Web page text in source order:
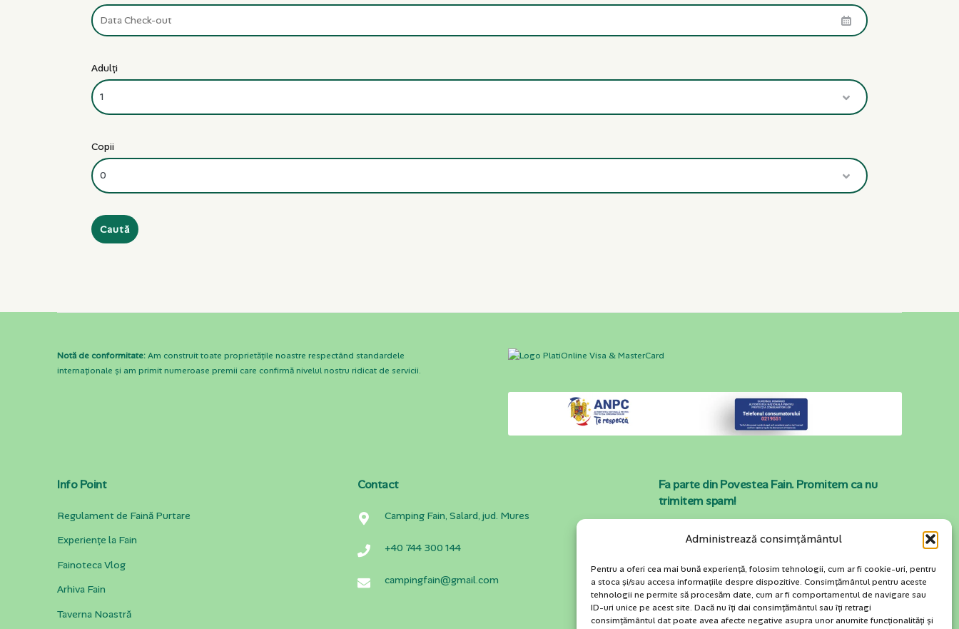
Administrează consimțământul
Pentru a oferi cea mai bună experiență, folosim tehnologii, cum ar fi cookie-uri, pentru
a stoca și/sau accesa informațiile despre dispozitive. Consimțământul pentru aceste
tehnologii ne permite să procesăm date, cum ar fi comportamentul de navigare sau
ID-uri unice pe acest site. Dacă nu îți dai consimțământul sau îți retragi
consimțământul dat poate avea afecte negative asupra unor anumite funcționalități și
Adulți
Copii
Notă de conformitate:Am construit toate proprietățile noastre respectând standardele
internaționale și am primit numeroase premii care confirmă nivelul nostru ridicat de servicii.
Info Point
Regulament de Faină Purtare
Experiențe la Fain
Fainoteca Vlog
Arhiva Fain
Taverna Noastră
Contact
Camping Fain, Salard, jud. Mures
+40 744 300 144
campingfain@gmail.com
Fa parte din Povestea Fain. Promitem ca nu
trimitem spam!